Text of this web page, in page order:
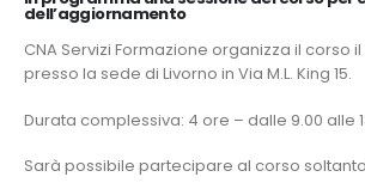
dell’aggiornamento
CNA Servizi Formazione organizza il corso
presso la sede di Livorno in Via M.L. King 15.
Durata complessiva: 4 ore – dalle 9.00 alle
Sarà possibile partecipare al corso